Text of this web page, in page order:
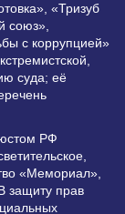
«Тризуб
союз»,
с коррупцией»
суда; её
РФ
«Мемориал»,
защиту прав